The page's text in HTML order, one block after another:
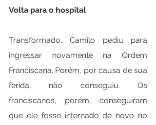
Volta para o hospital
Transformado, Camilo pediu para
ingressar novamente na Ordem
Franciscana. Porém, por causa de sua
ferida, não conseguiu. Os
franciscanos, porém, conseguiram
que ele fosse internado de novo no